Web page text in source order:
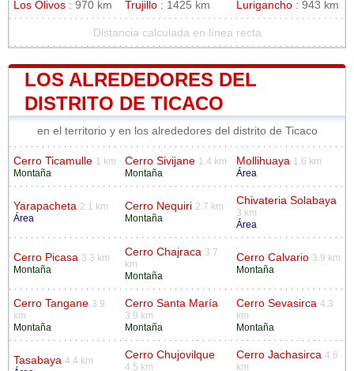
Los Olivos : 970 km Trujillo : 1425 km Lurigancho : 943 km
Distancia calculada en línea recta
LOS ALREDEDORES DEL
DISTRITO DE TICACO
en el territorio y en los alrededores del distrito de Ticaco
Cerro Ticamulle 1 km
Montaña
Cerro Sivijane 1.4 km
Montaña
Mollihuaya 1.6 km
Área
Yarapacheta 2.1 km
Área
Cerro Nequiri 2.7 km
Montaña
Chivateria Solabaya
3 km
Área
Cerro Picasa 3.3 km
Montaña
Cerro Chajraca 3.7
km
Montaña
Cerro Calvario 3.9 km
Montaña
Cerro Tangane 3.9
km
Montaña
Cerro Santa María
3.9 km
Montaña
Cerro Sevasirca 4.3
km
Montaña
Tasabaya 4.4 km
Cerro Chujovilque
4.5 km
Cerro Jachasirca 4.6
km